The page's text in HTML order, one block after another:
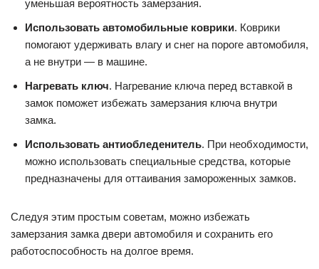
уменьшая вероятность замерзания.
Использовать автомобильные коврики. Коврики
помогают удерживать влагу и снег на пороге автомобиля,
а не внутри — в машине.
Нагревать ключ. Нагревание ключа перед вставкой в
замок поможет избежать замерзания ключа внутри
замка.
Использовать антиобледенитель. При необходимости,
можно использовать специальные средства, которые
предназначены для оттаивания замороженных замков.
Следуя этим простым советам, можно избежать
замерзания замка двери автомобиля и сохранить его
работоспособность на долгое время.